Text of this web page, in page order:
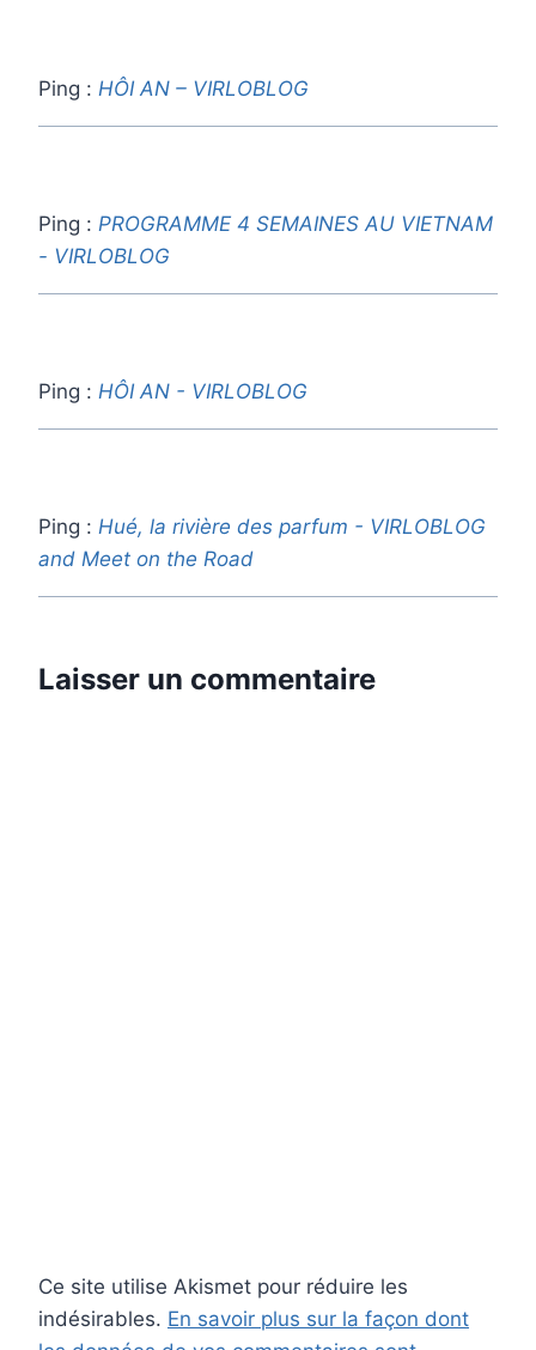
Ping : HÔI AN – VIRLOBLOG
Ping : PROGRAMME 4 SEMAINES AU VIETNAM
- VIRLOBLOG
Ping : HÔI AN - VIRLOBLOG
Ping : Hué, la rivière des parfum - VIRLOBLOG
and Meet on the Road
Laisser un commentaire
Ce site utilise Akismet pour réduire les
indésirables. En savoir plus sur la façon dont